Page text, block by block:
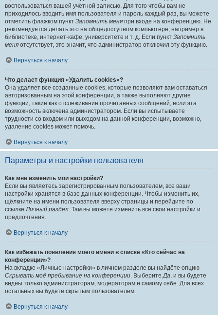
воспользоваться вашей учётной записью. Для того чтобы вам не
приходилось вводить имя пользователя и пароль каждый раз, вы можете
отметить флажком пункт Запомнить меня при входе на конференцию. Не
рекомендуется делать это на общедоступном компьютере, например в
библиотеке, интернет-кафе, университете и т. д. Если пункт Запомнить
меня отсутствует, это значит, что администратор отключил эту функцию.
Вернуться к началу
Что делает функция «Удалить cookies»?
Она удаляет все созданные cookies, которые позволяют вам оставаться
авторизованным на этой конференции, а также выполняют другие
функции, такие как отслеживание прочитанных сообщений, если эта
возможность включена администратором. Если вы испытываете
трудности со входом или выходом на данной конференции, возможно,
удаление cookies может помочь.
Вернуться к началу
Параметры и настройки пользователя
Как мне изменить мои настройки?
Если вы являетесь зарегистрированным пользователем, все ваши
настройки хранятся в базе данных конференции. Чтобы изменить их,
щёлкните на имени пользователя вверху страницы и перейдите по
ссылкеЛичный раздел. Там вы можете изменить все свои настройки и
предпочтения.
Вернуться к началу
Как избежать появления моего имени в списке «Кто сейчас на
конференции»?
На вкладке «Личные настройки» в личном разделе вы найдёте опцию
Скрывать моё пребывание на конференции. ВыберитеДа, и вы будете
видны только администраторам, модераторам и самому себе. Для всех
остальных вы будете скрытым пользователем.
Вернуться к началу